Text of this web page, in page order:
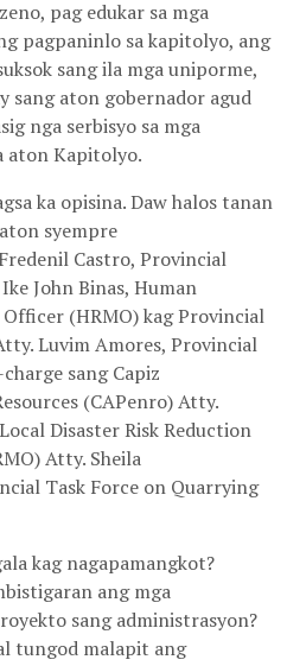
pag edukar sa mga
pagpaninlo sa kapitolyo, ang
sang ila mga uniporme,
sang aton gobernador agud
nga serbisyo sa mga
aton Kapitolyo.
ka opisina. Daw halos tanan
syempre
Castro, Provincial
John Binas, Human
(HRMO) kag Provincial
Luvim Amores, Provincial
sang Capiz
(CAPenro) Atty.
Disaster Risk Reduction
Atty. Sheila
Task Force on Quarrying
kag nagapamangkot?
ang mga
sang administrasyon?
tungod malapit ang